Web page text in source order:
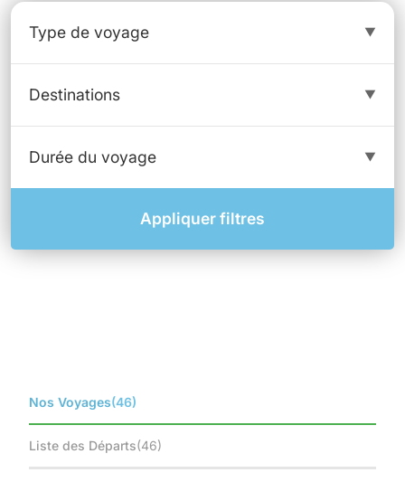
Appliquer filtres
Nos Voyages(46)
Liste des Départs(46)